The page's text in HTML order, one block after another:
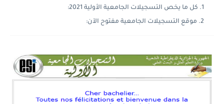
كل ما يخص التسجيلات الجامعية الأولية 2021:
موقع التسجيلات الجامعية مفتوح الآن: